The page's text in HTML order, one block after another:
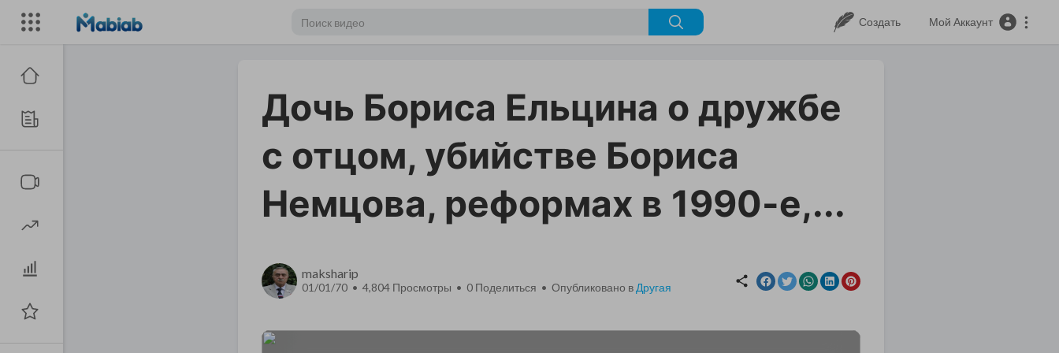
Создать Мой Аккаунт
Дочь Бориса Ельцина о дружбе
с отцом, убийстве Бориса
Немцова, реформах в 1990-е,...
maksharip
01/01/70 • 4,804 Просмотры • 0 Поделиться • Опубликовано в Другая